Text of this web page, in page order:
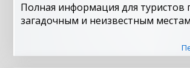
Полная информация для туристов
загадочным и неизвестным